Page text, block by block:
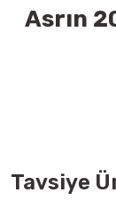
Asrın
Tavsiye